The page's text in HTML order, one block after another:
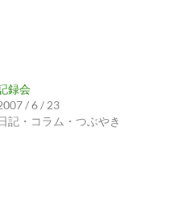
録会
/ 6 / 23
記・コラム・つぶやき